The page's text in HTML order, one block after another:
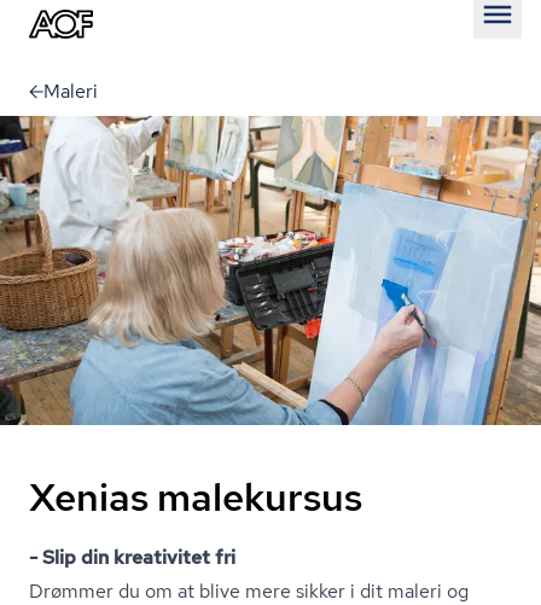
Maleri
Xenias malekursus
- Slip din kreativitet fri
Drømmer du om at blive mere sikker i dit maleri og